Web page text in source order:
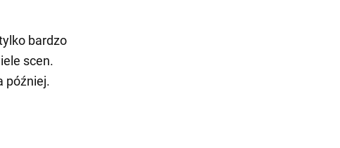
bardzo
scen.
później.